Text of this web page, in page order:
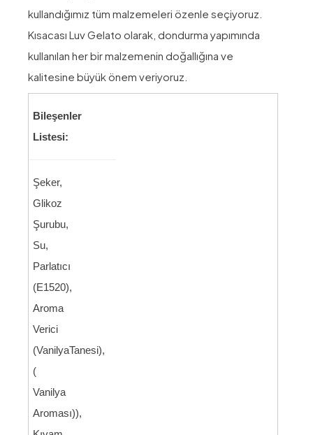
kullandığımız tüm malzemeleri özenle seçiyoruz.
Kısacası Luv Gelato olarak, dondurma yapımında
kullanılan her bir malzemenin doğallığına ve
kalitesine büyük önem veriyoruz.
Bileşenler
Listesi:
Şeker,
Glikoz
Şurubu,
Su,
Parlatıcı
(E1520),
Aroma
Verici
(VanilyaTanesi),
(
Vanilya
Aroması)),